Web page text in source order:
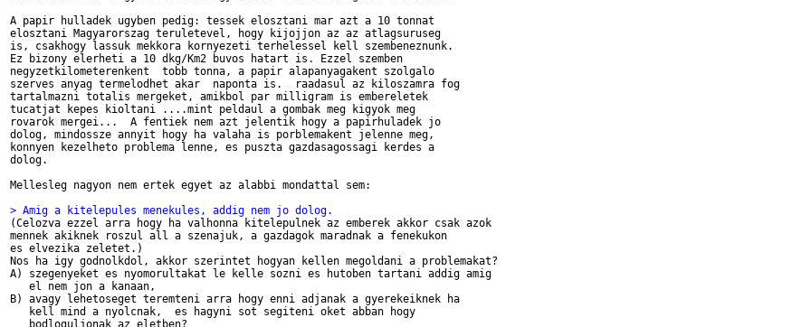
A papir hulladek ugyben pedig: tessek elosztani mar azt a 10 tonnat
elosztani Magyarorszag teruletevel, hogy kijojjon az az atlagsuruseg
is, csakhogy lassuk mekkora kornyezeti terhelessel kell szembeneznunk.
Ez bizony elerheti a 10 dkg/Km2 buvos hatart is. Ezzel szemben
negyzetkilometerenkent  tobb tonna, a papir alapanyagakent szolgalo
szerves anyag termelodhet akar  naponta is.  raadasul az kiloszamra fog
tartalmazni totalis mergeket, amikbol par milligram is embereletek
tucatjat kepes kioltani ....mint peldaul a gombak meg kigyok meg
rovarok mergei...  A fentiek nem azt jelentik hogy a papirhuladek jo
dolog, mindossze annyit hogy ha valaha is porblemakent jelenne meg,
konnyen kezelheto problema lenne, es puszta gazdasagossagi kerdes a
dolog.
Mellesleg nagyon nem ertek egyet az alabbi mondattal sem:
> Amig a kitelepules menekules, addig nem jo dolog.
(Celozva ezzel arra hogy ha valhonna kitelepulnek az emberek akkor csak azok
mennek akiknek roszul all a szenajuk, a gazdagok maradnak a fenekukon
es elvezika zeletet.)
Nos ha igy godnolkdol, akkor szerintet hogyan kellen megoldani a problemakat?
A) szegenyeket es nyomorultakat le kelle sozni es hutoben tartani addig amig
   el nem jon a kanaan,
B) avagy lehetoseget teremteni arra hogy enni adjanak a gyerekeiknek ha
   kell mind a nyolcnak,  es hagyni sot segiteni oket abban hogy
   bodloguljonak az eletben?